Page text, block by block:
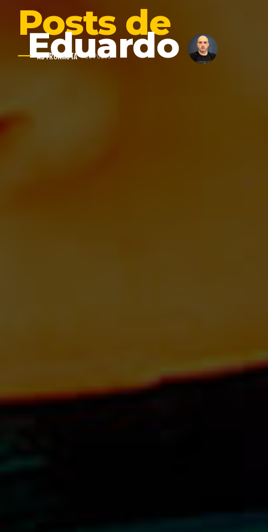
Posts de
Eduardo
ASTRONAUTA 30 POSTS